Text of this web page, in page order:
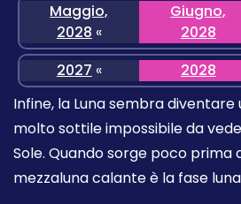
Maggio,
2028 «
Giugno,
2028
2027 « 2028
Infine, la Luna sembra diventare
molto sottile impossibile da
Sole. Quando sorge poco prima
mezzaluna calante è la fase